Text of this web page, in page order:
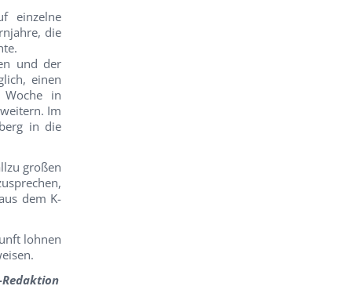
einzelne
die
und der
einen
Woche in
Im
in die
großen
dem K-
lohnen
Redaktion